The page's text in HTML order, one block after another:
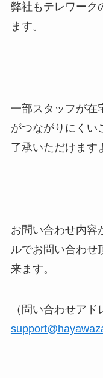
弊社もテレワーク
ます。
一部スタッフが在
がつながりにくい
了承いただけます
お問い合わせ内容
ルでお問い合わせ
来ます。
（問い合わせアド